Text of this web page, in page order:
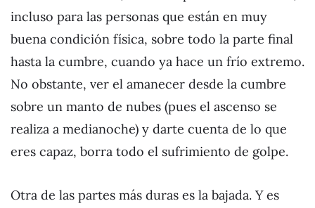
incluso para las personas que están en muy
buena condición física, sobre todo la parte final
hasta la cumbre, cuando ya hace un frío extremo.
No obstante, ver el amanecer desde la cumbre
sobre un manto de nubes (pues el ascenso se
realiza a medianoche) y darte cuenta de lo que
eres capaz, borra todo el sufrimiento de golpe.
Otra de las partes más duras es la bajada. Y es